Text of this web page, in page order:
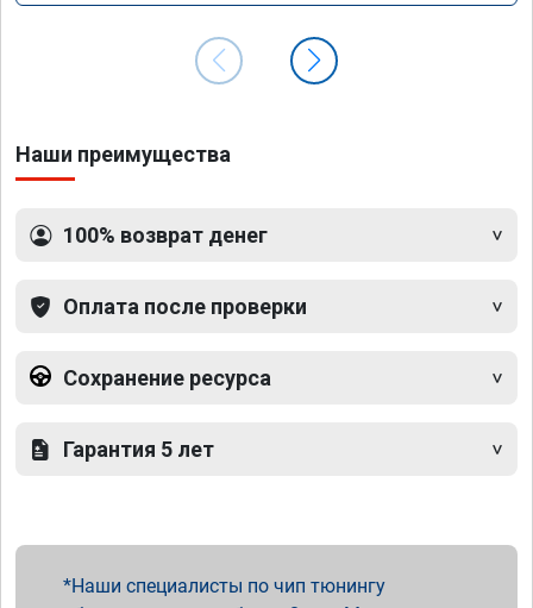
Наши преимущества
100% возврат денег
Оплата после проверки
Сохранение ресурса
Гарантия 5 лет
Наши специалисты по чип тюнингу